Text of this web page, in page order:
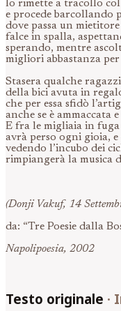
lo rimette a tracollo
e procede barcollando
dove passa un
falce in spalla,
sperando, mentre
migliori abbastanza
Stasera qualche
della bici avuta in
che per essa sfidò
anche se è ammaccata
E fra le migliaia in
avrà perso ogni gioia,
vedendo l’incubo dei
rimpiangerà la musica
(Donji Vakuf, 14
da: “Tre Poesie dalla
Napolipoesia, 2002
Testo originale ·